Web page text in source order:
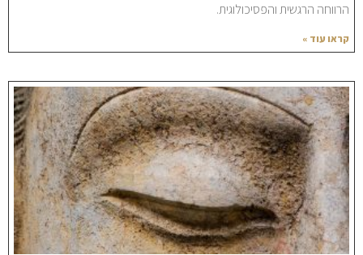
הרווחה הרגשית והפסיכולוגית.
קראו עוד »